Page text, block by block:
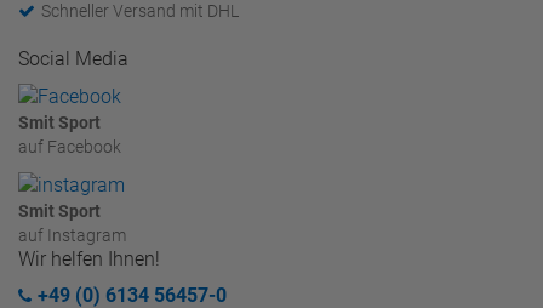
Schneller Versand mit DHL
Social Media
Smit Sport
auf Facebook
Smit Sport
auf Instagram
Wir helfen Ihnen!
+49 (0) 6134 56457-0